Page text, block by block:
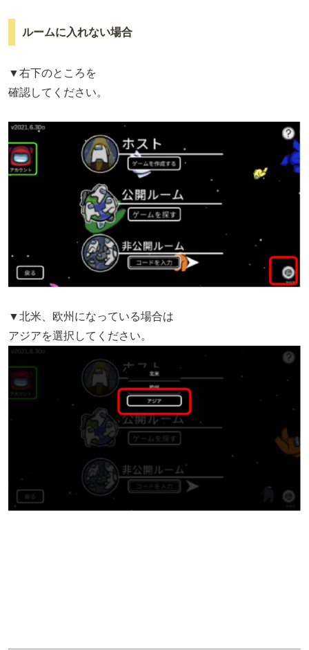
ルームに入れない場合
▼右下のところを
確認してください。
▼北米、欧州になっている場合は
アジアを選択してください。